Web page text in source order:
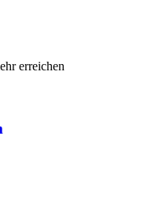
erreichen